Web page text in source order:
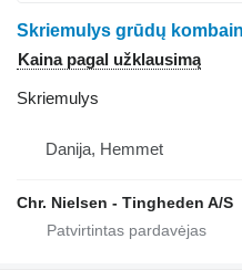
Skriemulys grūdų
Kaina pagal užklausimą
Skriemulys
Danija, Hemmet
Chr. Nielsen - Tingheden A/S